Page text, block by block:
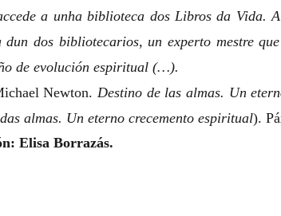
a unha biblioteca dos Libros da Vida.
dun dos bibliotecarios, un experto mestre
de evolución espiritual (…).
Newton. Destino de las almas. Un
almas. Un eterno crecemento espiritual).
Elisa Borrazás.